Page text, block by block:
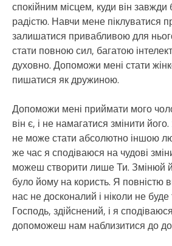
спокійним місцем, куди він завжди
радістю. Навчи мене піклуватися
залишатися привабливою для
стати повною сил, багатою
духовно. Допоможи мені стати
пишатися як дружиною.
Допоможи мені приймати мого
він є, і не намагатися змінити
не може стати абсолютно іншою
же час я сподіваюся на чудові
можеш створити лише Ти. Змінюй
було йому на користь. Я повністю
нас не досконалий і ніколи не
Господь, здійснений, і я
допоможеш нам наблизитися до